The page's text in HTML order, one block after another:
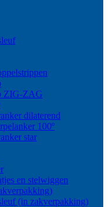
ZIG-ZAG
dilaterend
100º
star
en stelwiggen
(in zakverpakking)